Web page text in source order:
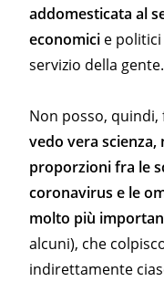
addomesticata al
economici e politici
servizio della gente.
Non posso,
vedo vera scienza,
proporzioni fra le
coronavirus e le
molto più
alcuni), che
indirettamente